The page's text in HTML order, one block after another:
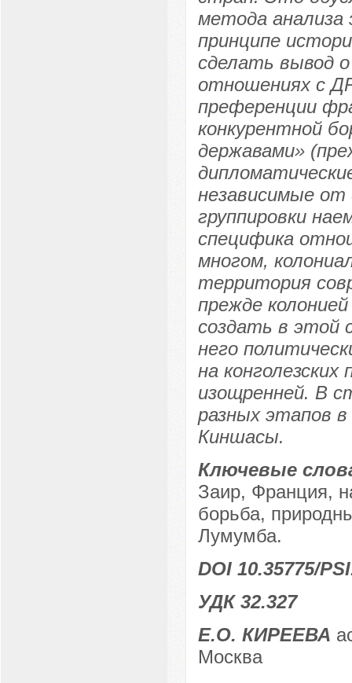
метода анализа
принципе
сделать вывод
отношениях с
преференции
конкурентной
державами»
независимые от
группировки
специфика
многом,
территория
прежде
создать в этой
него
на
изощренней. В
разных этапов
Киншасы.
Ключевые
Заир, Франция,
борьба,
Лумумба.
DOI 10.35775/
УДК 32.327
Е.О. КИРЕЕВА
Москва